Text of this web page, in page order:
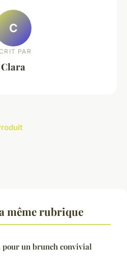
C
PAR
Clara
même rubrique
pour un brunch convivial